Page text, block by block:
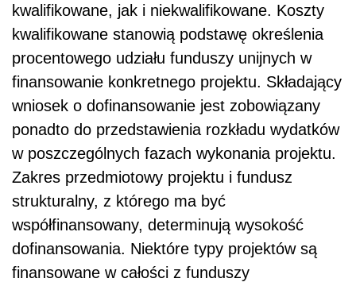
kwalifikowane, jak i niekwalifikowane. Koszty
kwalifikowane stanowią podstawę określenia
procentowego udziału funduszy unijnych w
finansowanie konkretnego projektu. Składający
wniosek o dofinansowanie jest zobowiązany
ponadto do przedstawienia rozkładu wydatków
w poszczególnych fazach wykonania projektu.
Zakres przedmiotowy projektu i fundusz
strukturalny, z którego ma być
współfinansowany, determinują wysokość
dofinansowania. Niektóre typy projektów są
finansowane w całości z funduszy